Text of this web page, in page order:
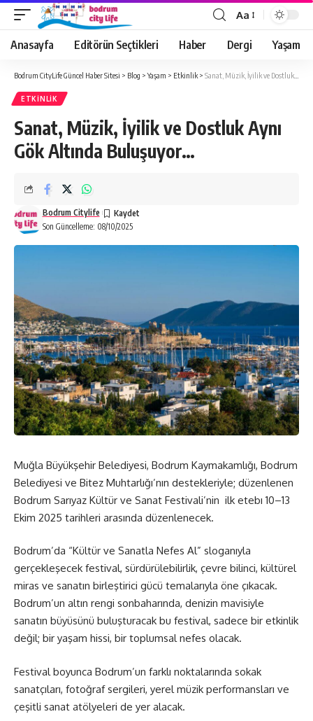
Aa
Anasayfa Editörün Seçtikleri Haber Dergi Yaşam
Bodrum CityLife Güncel Haber Sitesi > Blog >Yaşam > Etkinlik > Sanat, Müzik, İyilik ve Dostluk Aynı Gök Altında Buluşuyor…
ETKINLIK
Sanat, Müzik, İyilik ve Dostluk Aynı
Gök Altında Buluşuyor…
Son Güncelleme: 08/10/2025
Bodrum Citylife
Muğla Büyükşehir Belediyesi, Bodrum Kaymakamlığı, Bodrum
Belediyesi ve Bitez Muhtarlığı’nın destekleriyle; düzenlenen
Bodrum Sarıyaz Kültür ve Sanat Festivali’nin ilk etebı 10–13
Ekim 2025 tarihleri arasında düzenlenecek.
Bodrum’da “Kültür ve Sanatla Nefes Al” sloganıyla
gerçekleşecek festival, sürdürülebilirlik, çevre bilinci, kültürel
miras ve sanatın birleştirici gücü temalarıyla öne çıkacak.
Bodrum’un altın rengi sonbaharında, denizin mavisiyle
sanatın büyüsünü buluşturacak bu festival, sadece bir etkinlik
değil; bir yaşam hissi, bir toplumsal nefes olacak.
Festival boyunca Bodrum’un farklı noktalarında sokak
sanatçıları, fotoğraf sergileri, yerel müzik performansları ve
çeşitli sanat atölyeleri de yer alacak.